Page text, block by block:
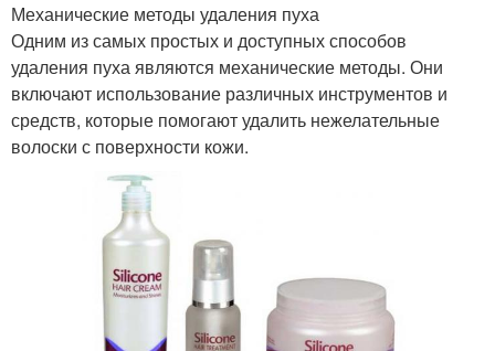
Механические методы удаления пуха
Одним из самых простых и доступных способов
удаления пуха являются механические методы. Они
включают использование различных инструментов и
средств, которые помогают удалить нежелательные
волоски с поверхности кожи.